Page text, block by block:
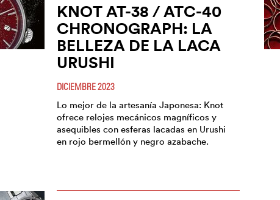
KNOT AT-38 / ATC-40
CHRONOGRAPH: LA
BELLEZA DE LA LACA
URUSHI
DICIEMBRE 2023
Lo mejor de la artesanía Japonesa: Knot
ofrece relojes mecánicos magníficos y
asequibles con esferas lacadas en Urushi
en rojo bermellón y negro azabache.